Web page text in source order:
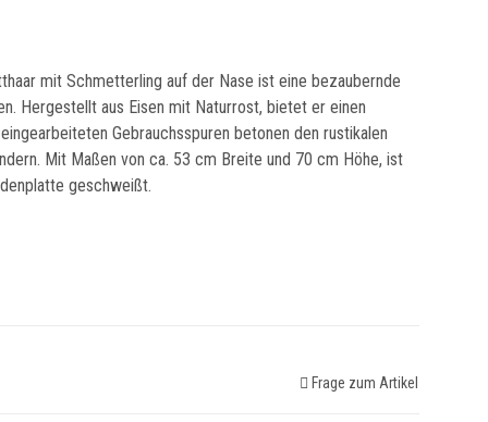
mit Schmetterling auf der Nase ist eine bezaubernde
Hergestellt aus Eisen mit Naturrost, bietet er einen
Gebrauchsspuren betonen den rustikalen
Mit Maßen von ca. 53 cm Breite und 70 cm Höhe, ist
geschweißt.
Frage zum Artikel